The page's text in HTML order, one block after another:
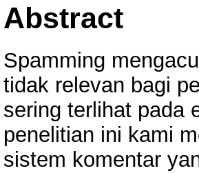
Abstract
Spamming
tidak relevan bagi
sering terlihat pada
penelitian ini kami
sistem komentar